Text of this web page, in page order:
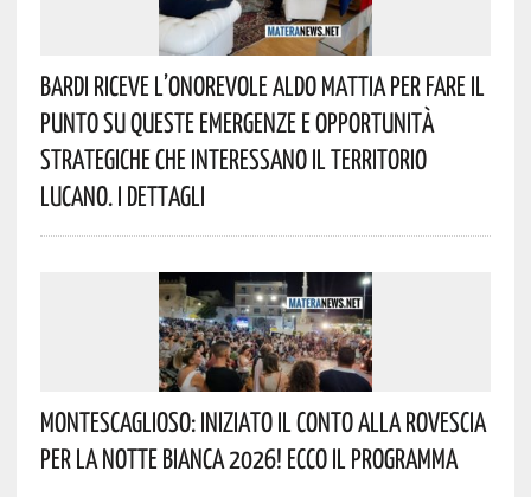
Bardi Riceve L’onorevole Aldo Mattia Per Fare Il
Punto Su Queste Emergenze E Opportunità
Strategiche Che Interessano Il Territorio
Lucano. I Dettagli
Montescaglioso: Iniziato Il Conto Alla Rovescia
Per La Notte Bianca 2026! Ecco Il Programma